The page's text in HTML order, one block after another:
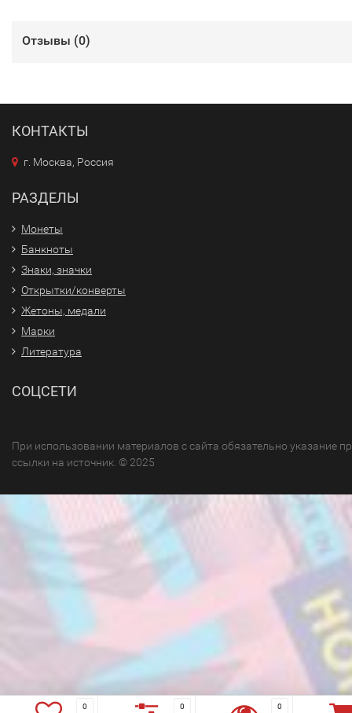
Отзывы (0)
КОНТАКТЫ
г. Москва, Россия
РАЗДЕЛЫ
Монеты
Банкноты
Знаки, значки
Открытки/конверты
Жетоны, медали
Марки
Литература
СОЦСЕТИ
При использовании материалов с сайта обязательно указание
ссылки на источник. © 2025
0 0 0